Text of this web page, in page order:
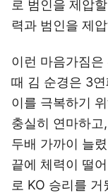
로 범인을 제압
력과 범인을 제
이런 마음가짐
때 김 순경은 3
이를 극복하기
충실히 연마하
두배 가까이 늘
끝에 체력이 떨
로 KO 승리를